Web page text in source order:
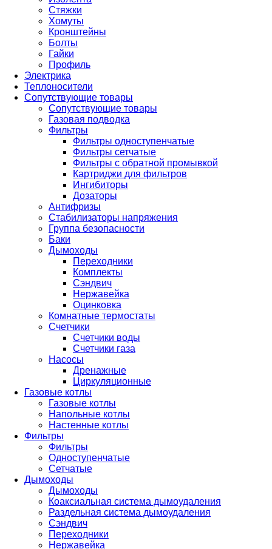
Стяжки
Хомуты
Кронштейны
Болты
Гайки
Профиль
Электрика
Теплоносители
Сопутствующие товары
Сопутствующие товары
Газовая подводка
Фильтры
Фильтры одноступенчатые
Фильтры сетчатые
Фильтры с обратной промывкой
Картриджи для фильтров
Ингибиторы
Дозаторы
Антифризы
Стабилизаторы напряжения
Группа безопасности
Баки
Дымоходы
Переходники
Комплекты
Сэндвич
Нержавейка
Оцинковка
Комнатные термостаты
Счетчики
Счетчики воды
Счетчики газа
Насосы
Дренажные
Циркуляционные
Газовые котлы
Газовые котлы
Напольные котлы
Настенные котлы
Фильтры
Фильтры
Одноступенчатые
Сетчатые
Дымоходы
Дымоходы
Коаксиальная система дымоудаления
Раздельная система дымоудаления
Сэндвич
Переходники
Нержавейка